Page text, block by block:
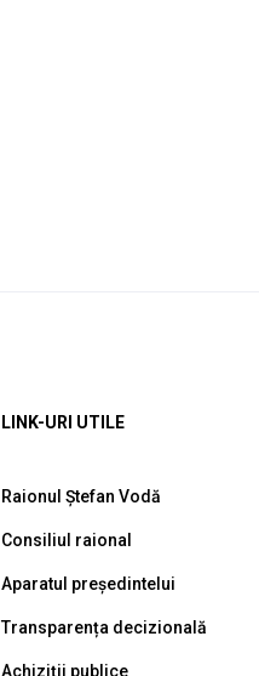
LINK-URI UTILE
Raionul Ștefan Vodă
Consiliul raional
Aparatul președintelui
Transparența decizională
Achiziții publice